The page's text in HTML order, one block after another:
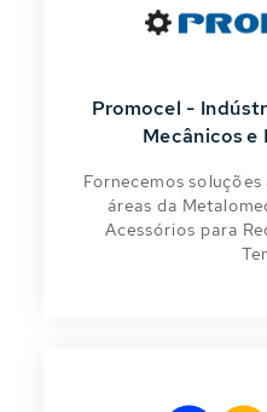
Promocel -
Mecânicos e
Fornecemos
áreas da
Acessórios para